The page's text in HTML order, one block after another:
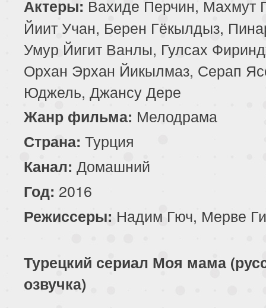
Актеры: Вахиде Перчин, Махмут
Йиит Учан, Берен Гёкылдыз,
Умур Йигит Ванлы, Гулсах
Орхан Эрхан Йикылмаз, Серап
Юджель, Джансу Дере
Жанр фильма: Мелодрама
Страна: Турция
Канал: Домашний
Год: 2016
Режиссеры: Надим Гюч, Мерве
Турецкий сериал Моя мама
озвучка)